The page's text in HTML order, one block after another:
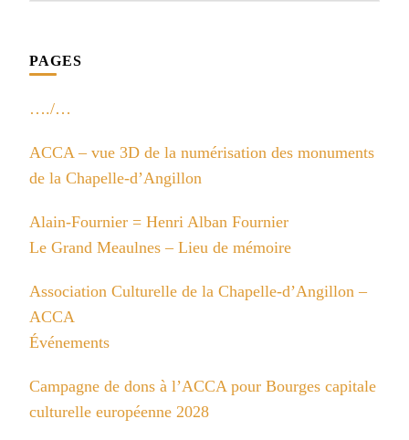
PAGES
…./…
ACCA – vue 3D de la numérisation des monuments
de la Chapelle-d’Angillon
Alain-Fournier = Henri Alban Fournier
Le Grand Meaulnes – Lieu de mémoire
Association Culturelle de la Chapelle-d’Angillon –
ACCA
Événements
Campagne de dons à l’ACCA pour Bourges capitale
culturelle européenne 2028